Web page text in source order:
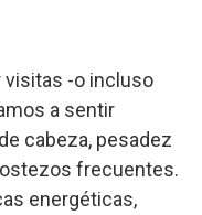
visitas -o incluso
a sentir
cabeza, pesadez
frecuentes.
energéticas,